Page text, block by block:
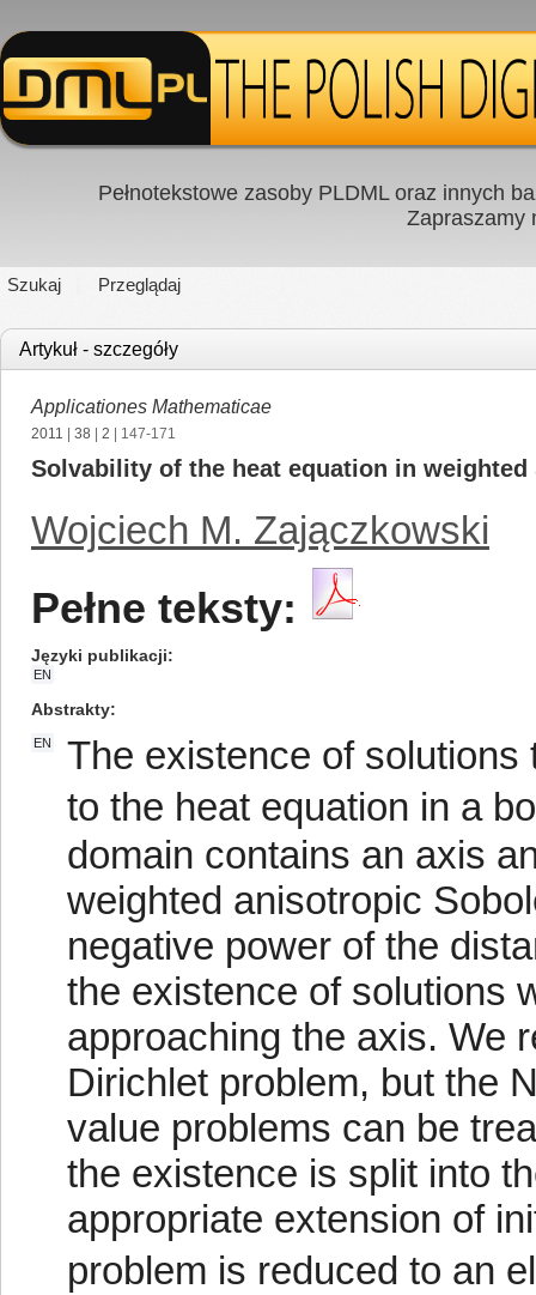
Pełnotekstowe zasoby PLDML oraz innych
Zapraszamy
Szukaj Przeglądaj
Artykuł - szczegóły
Applicationes Mathematicae
2011 38 2 | 147-171
Solvability of the heat equation in weighted
Wojciech M. Zajączkowski
Pełne teksty:
Języki publikacji
EN
Abstrakty
EN
The existence of
to the heat equation in a
domain contains an axis
weighted anisotropic
negative power of the
the existence of solutions
approaching the axis. We
Dirichlet problem, but the
value problems can be
the existence is split into
appropriate extension of
problem is reduced to an